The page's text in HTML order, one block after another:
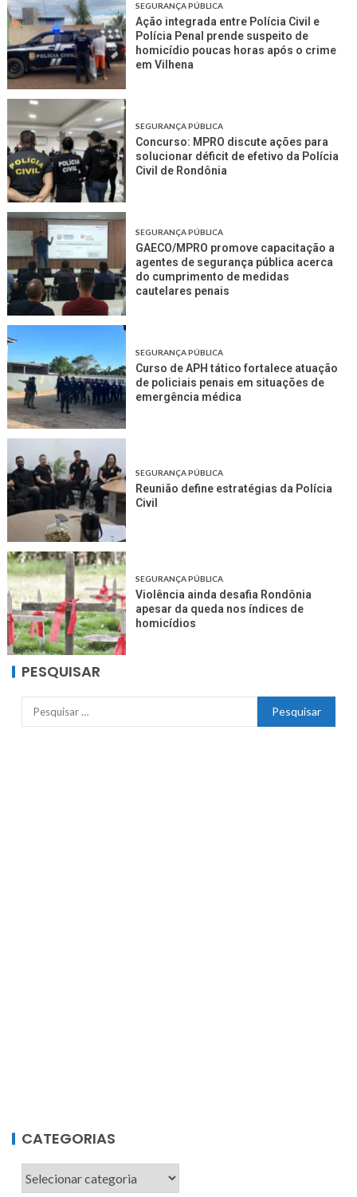
SEGURANÇA PÚBLICA
Ação integrada entre Polícia Civil e
Polícia Penal prende suspeito de
homicídio poucas horas após o crime
em Vilhena
SEGURANÇA PÚBLICA
Concurso: MPRO discute ações para
solucionar déficit de efetivo da Polícia
Civil de Rondônia
SEGURANÇA PÚBLICA
GAECO/MPRO promove capacitação a
agentes de segurança pública acerca
do cumprimento de medidas
cautelares penais
SEGURANÇA PÚBLICA
Curso de APH tático fortalece atuação
de policiais penais em situações de
emergência médica
SEGURANÇA PÚBLICA
Reunião define estratégias da Polícia
Civil
SEGURANÇA PÚBLICA
Violência ainda desafia Rondônia
apesar da queda nos índices de
homicídios
PESQUISAR
CATEGORIAS